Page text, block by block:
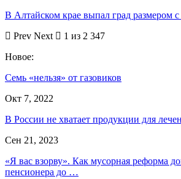
В Алтайском крае выпал град размером
Prev Next
1 из 2 347
Новое:
Семь «нельзя» от газовиков
Окт 7, 2022
В России не хватает продукции для
Сен 21, 2023
«Я вас взорву». Как мусорная реформа
пенсионера до …